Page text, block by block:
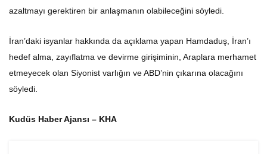
azaltmayı gerektiren bir anlaşmanın olabileceğini söyledi.
İran’daki isyanlar hakkında da açıklama yapan Hamdaduş, İran’ı
hedef alma, zayıflatma ve devirme girişiminin, Araplara merhamet
etmeyecek olan Siyonist varlığın ve ABD’nin çıkarına olacağını
söyledi.
Kudüs Haber Ajansı – KHA